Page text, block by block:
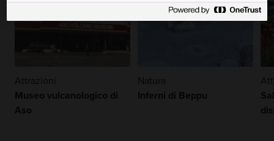
Attrazioni
Museo vulcanologico di
Aso
Natura
Inferni di Beppu